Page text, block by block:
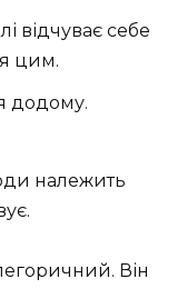
відчуває себе
цим.
додому.
належить
Він